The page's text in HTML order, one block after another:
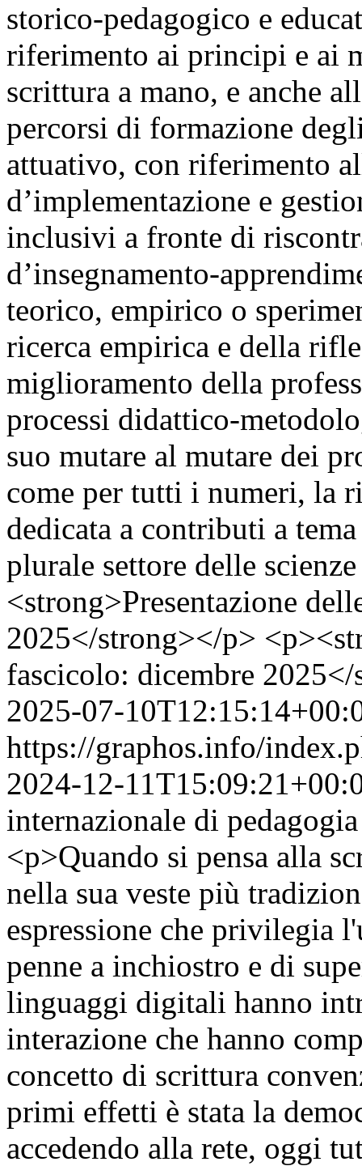
storico-pedagogico e
riferimento ai principi e ai
scrittura a mano, e anche
percorsi di formazione
attuativo, con riferimento
d’implementazione e
inclusivi a fronte di
d’insegnamento-
teorico, empirico o
ricerca empirica e della
miglioramento della
processi didattico-
suo mutare al mutare dei
come per tutti i numeri, la
dedicata a contributi a
plurale settore delle
<strong>Presentazione
2025</strong></p>
fascicolo: dicembre
2025-07-
https://graphos.info/
2024-12-
internazionale di
<p>Quando si pensa alla
nella sua veste più
espressione che privilegia
penne a inchiostro e di
linguaggi digitali hanno
interazione che hanno
concetto di scrittura
primi effetti è stata la
accedendo alla rete, oggi